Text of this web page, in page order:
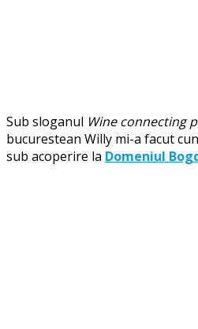
Sub sloganul Wine connecting
bucurestean Willy mi-a facut
sub acoperire la Domeniul